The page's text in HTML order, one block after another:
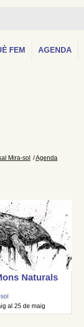
FEM AGENDA
Mira-sol Agenda
Naturals
al 25 de maig